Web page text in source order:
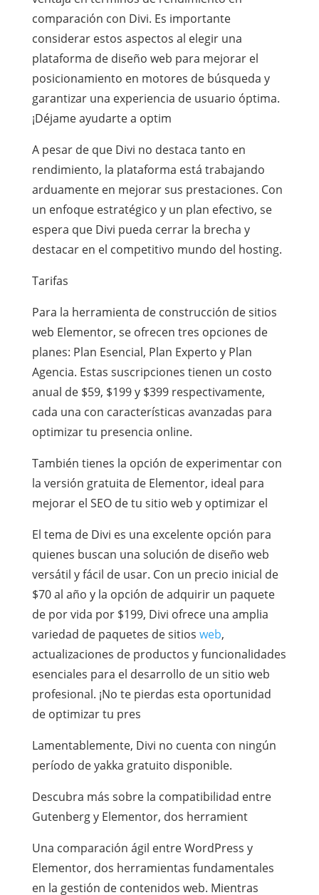
comparación con Divi. Es importante
considerar estos aspectos al elegir una
plataforma de diseño web para mejorar el
posicionamiento en motores de búsqueda y
garantizar una experiencia de usuario óptima.
¡Déjame ayudarte a optim
A pesar de que Divi no destaca tanto en
rendimiento, la plataforma está trabajando
arduamente en mejorar sus prestaciones. Con
un enfoque estratégico y un plan efectivo, se
espera que Divi pueda cerrar la brecha y
destacar en el competitivo mundo del hosting.
Tarifas
Para la herramienta de construcción de sitios
web Elementor, se ofrecen tres opciones de
planes: Plan Esencial, Plan Experto y Plan
Agencia. Estas suscripciones tienen un costo
anual de $59, $199 y $399 respectivamente,
cada una con características avanzadas para
optimizar tu presencia online.
También tienes la opción de experimentar con
la versión gratuita de Elementor, ideal para
mejorar el SEO de tu sitio web y optimizar el
El tema de Divi es una excelente opción para
quienes buscan una solución de diseño web
versátil y fácil de usar. Con un precio inicial de
$70 al año y la opción de adquirir un paquete
de por vida por $199, Divi ofrece una amplia
variedad de paquetes de sitios web,
actualizaciones de productos y funcionalidades
esenciales para el desarrollo de un sitio web
profesional. ¡No te pierdas esta oportunidad
de optimizar tu pres
Lamentablemente, Divi no cuenta con ningún
período de yakka gratuito disponible.
Descubra más sobre la compatibilidad entre
Gutenberg y Elementor, dos herramient
Una comparación ágil entre WordPress y
Elementor, dos herramientas fundamentales
en la gestión de contenidos web. Mientras